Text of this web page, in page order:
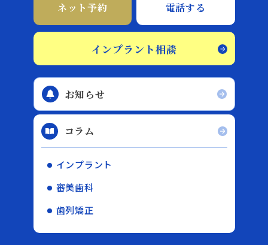
ネット予約 電話する
インプラント相談
お知らせ
コラム
インプラント
審美歯科
歯列矯正